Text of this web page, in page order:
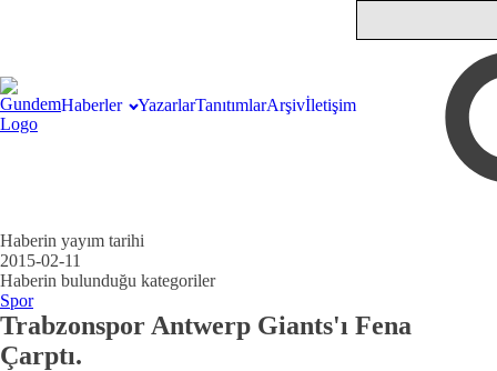
Haberler YazarlarTanıtımlarArşivİletişim
Haberin yayım tarihi
2015-02-11
Haberin bulunduğu kategoriler
Spor
Trabzonspor Antwerp Giants'ı Fena
Çarptı.